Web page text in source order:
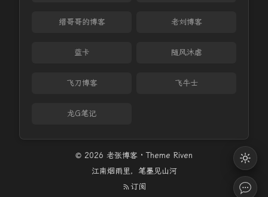
缙哥哥的博客 老刘博客
蓝卡 随风沐虐
飞刀博客 飞牛士
龙G笔记
© 2026 老张博客 · Theme Riven
江南烟雨里，笔墨见山河
订阅